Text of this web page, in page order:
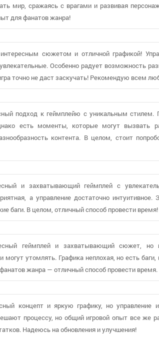
мир, сражаясь с врагами и развивая
для фанатов жанра!
сюжетом и отличной графикой!
Особенно радует возможность
точно не даст заскучать! Рекомендую всем
подход к геймплейю с уникальным стилем.
есть моменты, которые могут вызвать
контента. В целом, стоит
и захватывающий геймплей с
а управление достаточно интуитивное.
баги. В целом, отличный способ провести время!
геймплей и захватывающий сюжет, но
могут утомлять. Графика неплохая, но есть
жанра — отличный способ провести время.
концепт и яркую графику, но управление
процессу, но общий игровой опыт все же
Надеюсь на обновления и улучшения!